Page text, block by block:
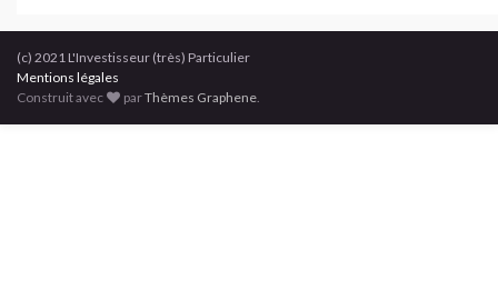
(c) 2021 L'Investisseur (très) Particulier
Mentions légales
Construit avec
parThèmes Graphene.